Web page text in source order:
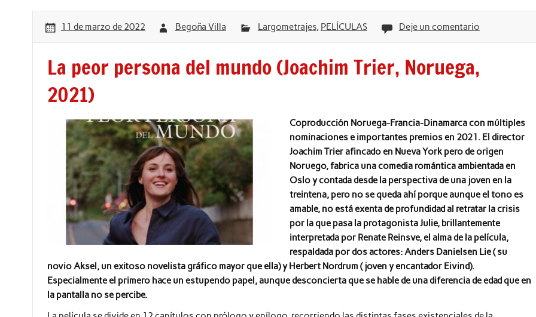
11 de marzo de 2022 Begoña Villa Largometrajes, PELÍCULAS Deje un comentario
La peor persona del mundo (Joachim Trier, Noruega,
2021)
Coproducción Noruega-Francia-Dinamarca con múltiples
nominaciones e importantes premios en 2021. El director
Joachim Trier afincado en Nueva York pero de origen
Noruego, fabrica una comedia romántica ambientada en
Oslo y contada desde la perspectiva de una joven en la
treintena, pero no se queda ahí porque aunque el tono es
amable, no está exenta de profundidad al retratar la crisis
por la que pasa la protagonista Julie, brillantemente
interpretada por Renate Reinsve, el alma de la película,
respaldada por dos actores: Anders Danielsen Lie ( su
novio Aksel, un exitoso novelista gráfico mayor que ella) y Herbert Nordrum ( joven y encantador Eivind).
Especialmente el primero hace un estupendo papel, aunque desconcierta que se hable de una diferencia de edad que en
la pantalla no se percibe.